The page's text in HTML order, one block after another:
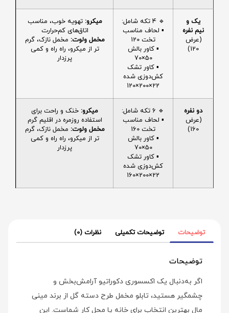
یک و
نیم نفره
(عرض
120)
🔹 4 تکه شامل:
▪️ لحاف مناسب
تخت 120
▪️ کاور بالش
50×70
▪️ کاور تشک
کش‌دوزی شده
22×200×120
میکرو: تهویه خوب، مناسب
اتاق‌های کم‌حرارت
مخمل ولوت: مخمل نازک، گرم
تر از میکرو، راه راه و کمی
پرزدار
دو نفره
(عرض
160)
🔹 6 تکه شامل:
▪️ لحاف مناسب
تخت 160
▪️ کاور بالش
50×70
▪️ کاور تشک
کش‌دوزی شده
22×200×160
میکرو: خنک و راحت برای
استفاده روزمره در اقلیم گرم
مخمل ولوت: مخمل نازک، گرم
تر از میکرو، راه راه و کمی
پرزدار
توضیحات توضیحات تکمیلی نظرات (0)
توضیحات
اگر به‌دنبال یک اکسسوری دکوراتیو آرامش‌بخش و
چشمگیر هستید، تابلو مخمل طرح دسته گل از برند مینی‌
مال بهترین انتخاب برای خانه یا محل کار شماست. این